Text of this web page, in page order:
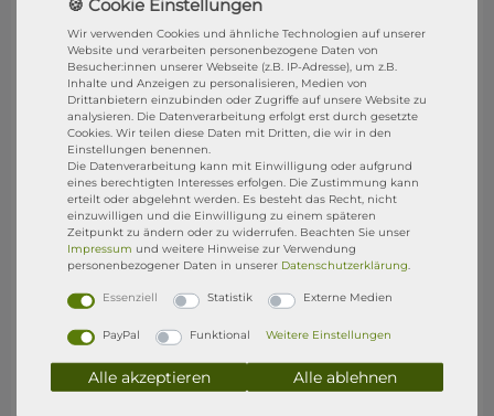
SixFeet Surf & SUP Shop
Wasserburg (Bodensee)
Besucht uns gerne in unserem Shop in Wasserburg.
Sandgraben 1
88142 Wasserburg (B)
Wir verwenden Cookies und ähnliche Technologien auf unserer
Website und verarbeiten personenbezogene Daten von
Besucher:innen unserer Webseite (z.B. IP-Adresse), um z.B.
Inhalte und Anzeigen zu personalisieren, Medien von
Drittanbietern einzubinden oder Zugriffe auf unsere Website zu
analysieren. Die Datenverarbeitung erfolgt erst durch gesetzte
Cookies. Wir teilen diese Daten mit Dritten, die wir in den
Einstellungen benennen.
Die Datenverarbeitung kann mit Einwilligung oder aufgrund
eines berechtigten Interesses erfolgen. Die Zustimmung kann
erteilt oder abgelehnt werden. Es besteht das Recht, nicht
einzuwilligen und die Einwilligung zu einem späteren
Zeitpunkt zu ändern oder zu widerrufen. Beachten Sie unser
Impressum und weitere Hinweise zur Verwendung
personenbezogener Daten in unserer Daten­schutz­erklärung.
Essenziell Statistik Externe Medien
PayPal Funktional Weitere Einstellungen
Alle akzeptieren Alle ablehnen